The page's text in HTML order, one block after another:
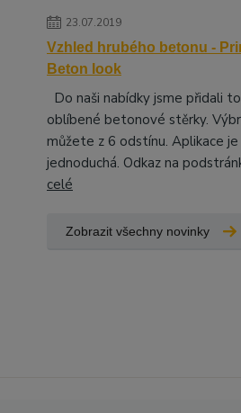
23.07.2019
Vzhled hrubého betonu -
Beton look
Do naši nabídky jsme přidali
oblíbené betonové stěrky.
můžete z 6 odstínu. Aplikace
jednoduchá. Odkaz na
celé
Zobrazit všechny novinky